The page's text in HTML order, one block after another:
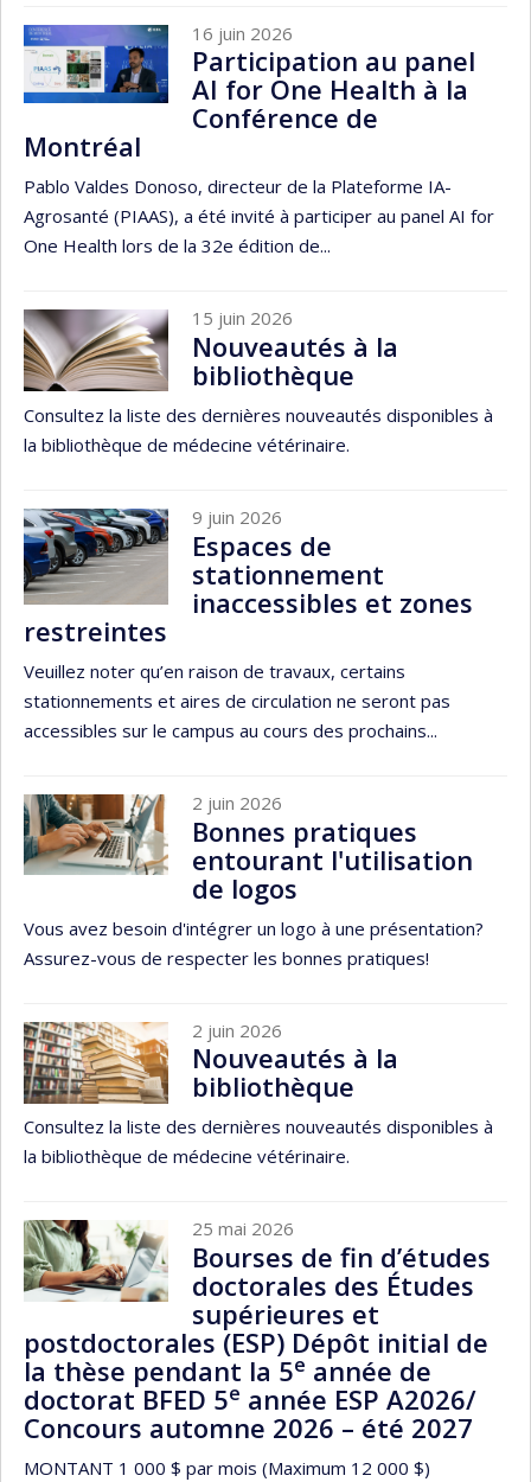
16 juin 2026
Participation au panel
AI for One Health à la
Conférence de
Montréal
Pablo Valdes Donoso, directeur de la Plateforme IA-
Agrosanté (PIAAS), a été invité à participer au panel AI for
One Health lors de la 32e édition de...
15 juin 2026
Nouveautés à la
bibliothèque
Consultez la liste des dernières nouveautés disponibles à
la bibliothèque de médecine vétérinaire.
9 juin 2026
Espaces de
stationnement
inaccessibles et zones
restreintes
Veuillez noter qu’en raison de travaux, certains
stationnements et aires de circulation ne seront pas
accessibles sur le campus au cours des prochains...
2 juin 2026
Bonnes pratiques
entourant l'utilisation
de logos
Vous avez besoin d'intégrer un logo à une présentation?
Assurez-vous de respecter les bonnes pratiques!
2 juin 2026
Nouveautés à la
bibliothèque
Consultez la liste des dernières nouveautés disponibles à
la bibliothèque de médecine vétérinaire.
25 mai 2026
Bourses de fin d’études
doctorales des Études
supérieures et
postdoctorales (ESP) Dépôt initial de
la thèse pendant la 5e année de
doctorat BFED 5e année ESP A2026/
Concours automne 2026 – été 2027
MONTANT 1 000 $ par mois (Maximum 12 000 $)